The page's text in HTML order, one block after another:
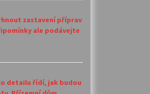
zastavení příprav
ale podávejte
detailu řídí, jak budou